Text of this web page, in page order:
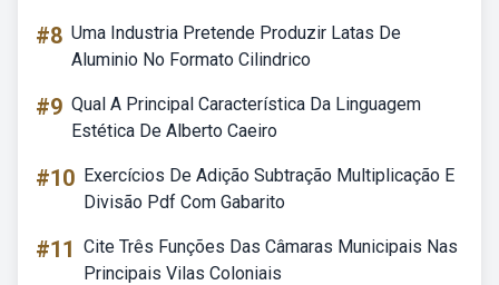
#8 Uma Industria Pretende Produzir Latas De
Aluminio No Formato Cilindrico
#9 Qual A Principal Característica Da Linguagem
Estética De Alberto Caeiro
#10 Exercícios De Adição Subtração Multiplicação E
Divisão Pdf Com Gabarito
#11 Cite Três Funções Das Câmaras Municipais Nas
Principais Vilas Coloniais